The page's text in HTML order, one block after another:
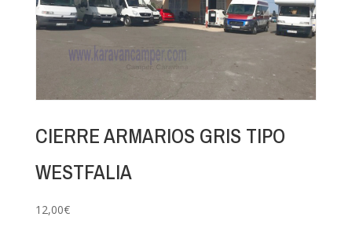
CIERRE ARMARIOS GRIS TIPO
WESTFALIA
12,00€